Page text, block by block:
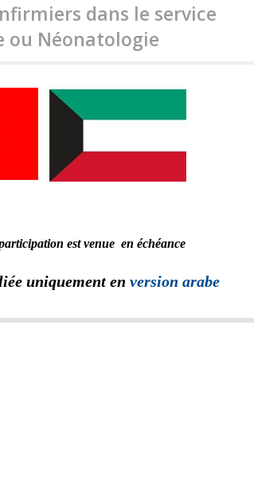
dans le service
ou Néonatologie
est venue en échéance
uniquement en version arabe